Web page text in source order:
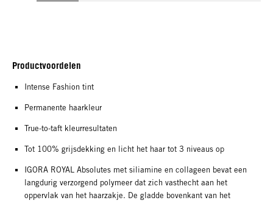
Productvoordelen
Intense Fashion tint
Permanente haarkleur
True-to-taft kleurresultaten
Tot 100% grijsdekking en licht het haar tot 3 niveaus op
IGORA ROYAL Absolutes met siliamine en collageen bevat een
langdurig verzorgend polymeer dat zich vasthecht aan het
oppervlak van het haarzakje. De gladde bovenkant van het